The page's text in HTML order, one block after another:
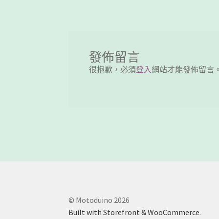
發佈留言
很抱歉，必須登入網站才能發佈留言
© Motoduino 2026
Built with Storefront & WooCommerce.